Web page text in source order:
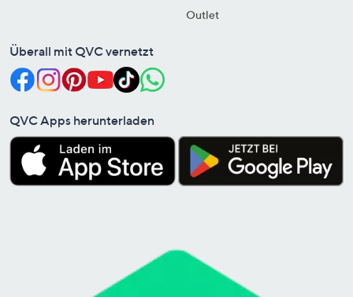
Outlet
Überall mit QVC vernetzt
QVC Apps herunterladen